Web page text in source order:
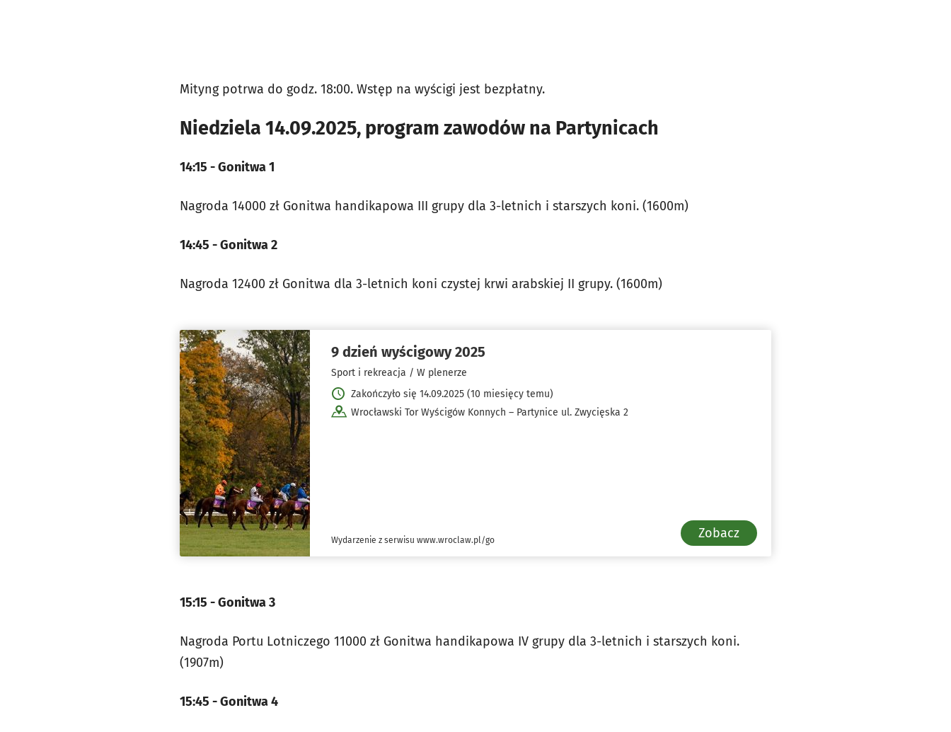
Mityng potrwa do godz. 18:00. Wstęp na wyścigi jest bezpłatny.
Niedziela 14.09.2025, program zawodów na Partynicach
14:15 - Gonitwa 1
Nagroda 14000 zł Gonitwa handikapowa III grupy dla 3-letnich i starszych koni. (1600m)
14:45 - Gonitwa 2
Nagroda 12400 zł Gonitwa dla 3-letnich koni czystej krwi arabskiej II grupy. (1600m)
9 dzień wyścigowy 2025
Sport i rekreacja / W plenerze
Zakończyło się 14.09.2025 (10 miesięcy temu)
Wrocławski Tor Wyścigów Konnych – Partynice ul. Zwycięska 2
Zobacz
Wydarzenie z serwisu www.wroclaw.pl/go
15:15 - Gonitwa 3
Nagroda Portu Lotniczego 11000 zł Gonitwa handikapowa IV grupy dla 3-letnich i starszych koni.
(1907m)
15:45 - Gonitwa 4